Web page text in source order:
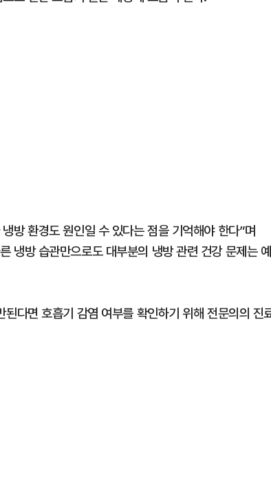
방 환경도 원인일 수 있다는 점을 기억해야 한다”며
냉방 습관만으로도 대부분의 냉방 관련 건강 문제는 예
다면 호흡기 감염 여부를 확인하기 위해 전문의의 진